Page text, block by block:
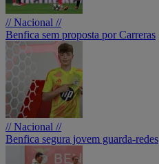
// Nacional //
Benfica sem proposta por Carreras
// Nacional //
Benfica segura jovem guarda-redes